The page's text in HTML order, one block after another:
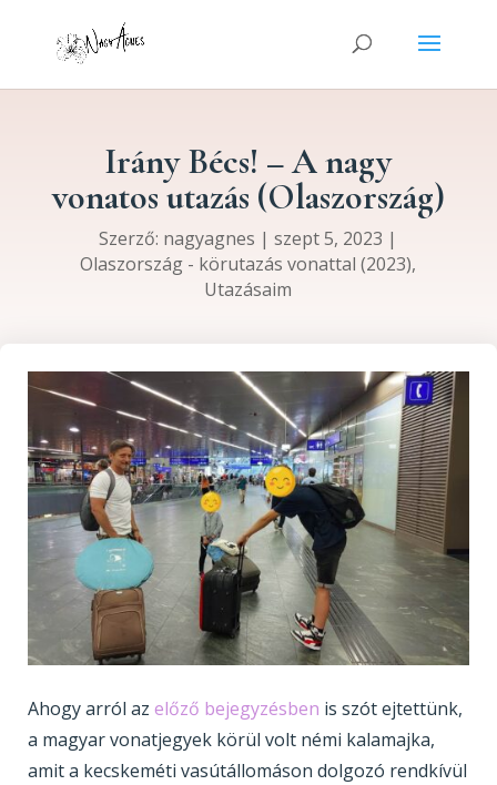
Irány Bécs! – A nagy
vonatos utazás (Olaszország)
Szerző: nagyagnes |szept 5, 2023 |
Olaszország - körutazás vonattal (2023),
Utazásaim
Ahogy arról az előző bejegyzésben is szót ejtettünk,
a magyar vonatjegyek körül volt némi kalamajka,
amit a kecskeméti vasútállomáson dolgozó rendkívül